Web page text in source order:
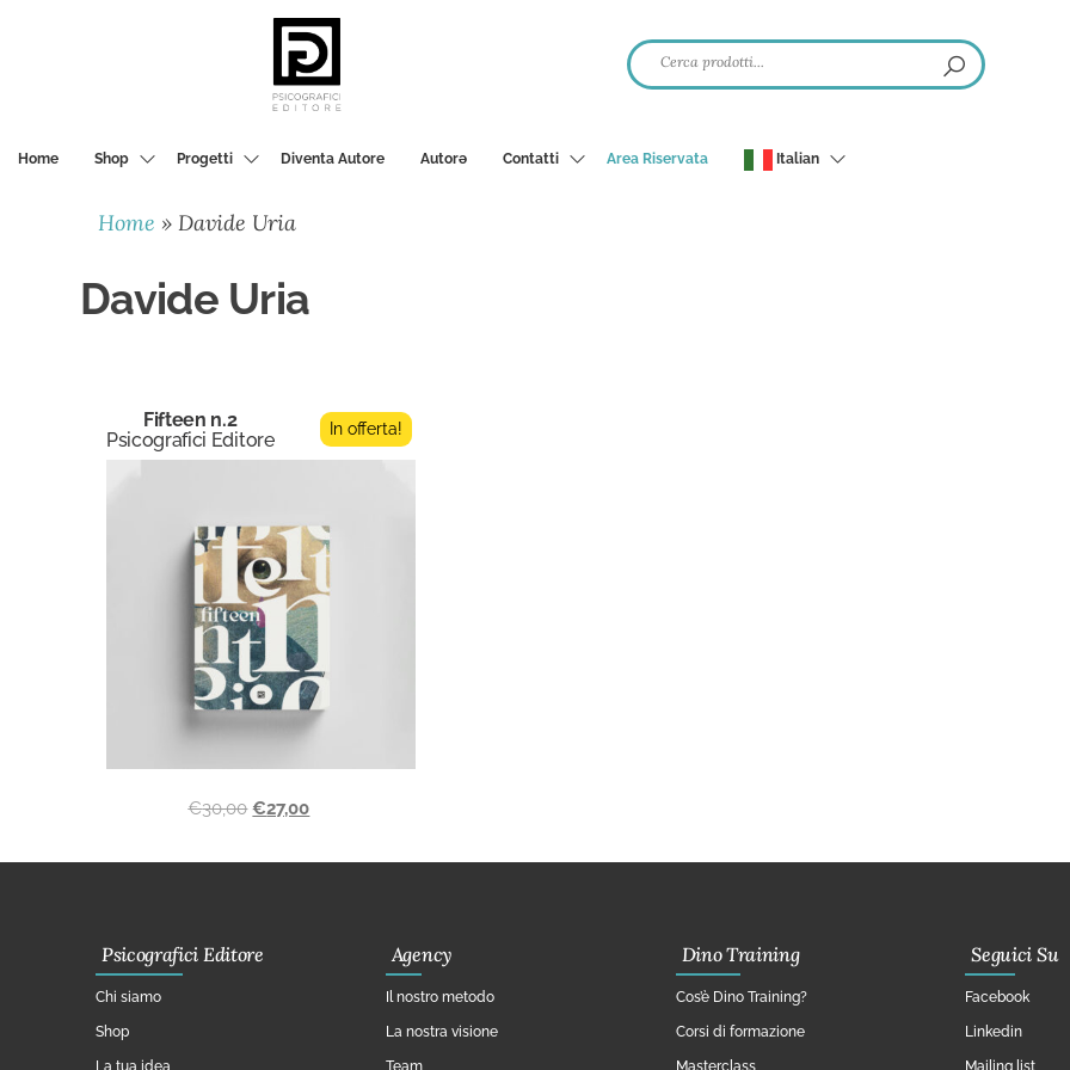
Home
Shop Progetti Diventa Autore Autorә Contatti Area Riservata Italian
Home »Davide Uria
Davide Uria
Fifteen n.2
Psicografici Editore
In offerta!
€30,00 €27,00
Psicografici Editore
Chi siamo
Shop
La tua idea
Agency
Il nostro metodo
La nostra visione
Team
Dino Training
Cos’è Dino Training?
Corsi di formazione
Masterclass
Seguici Su
Facebook
Linkedin
Mailing list